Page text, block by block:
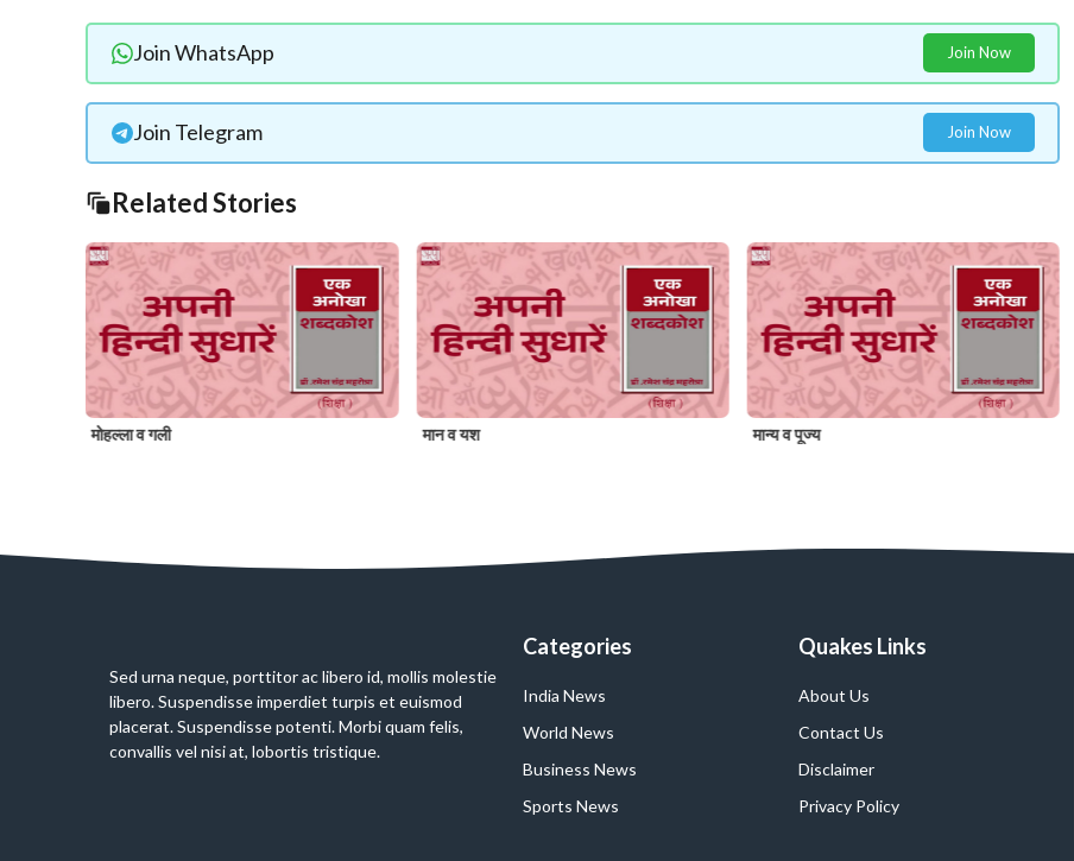
Join WhatsApp Join Now
Join Telegram Join Now
Related Stories
मोहल्ला व गली मान व यश मान्य व पूज्य
Sed urna neque, porttitor ac libero id, mollis molestie
libero. Suspendisse imperdiet turpis et euismod
placerat. Suspendisse potenti. Morbi quam felis,
convallis vel nisi at, lobortis tristique.
Categories
India News
World News
Business News
Sports News
Quakes Links
About Us
Contact Us
Disclaimer
Privacy Policy